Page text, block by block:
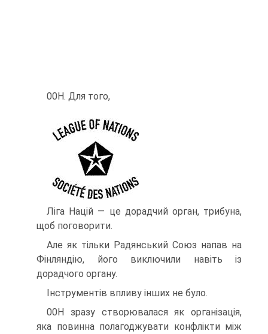
00Н. Для того,
Ліга Націй — це дорадчий орган, трибуна,
щоб поговорити.
Але як тільки Радянський Союз напав на
Фінляндію, його виключили навіть із
дорадчого органу.
Інструментів впливу інших не було.
00Н зразу створювалася як організація,
яка повинна полагоджувати конфлікти між